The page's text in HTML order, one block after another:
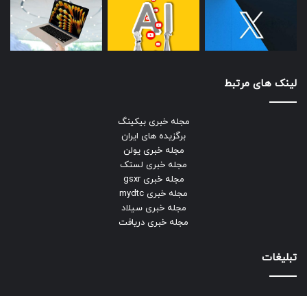
لینک های مرتبط
مجله خبری بیکینگ
برگزیده های ایران
مجله خبری یولن
مجله خبری لستک
مجله خبری gsxr
مجله خبری mydtc
مجله خبری سیلاد
مجله خبری دریافت
تبلیغات